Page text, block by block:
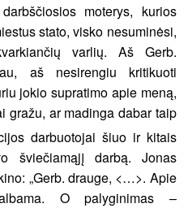
moterys, kurios
stato, visko nesuminėsi,
varlių. Aš Gerb.
aš nesirengiu kritikuoti
jokio supratimo apie meną,
gražu, ar madinga dabar taip
darbuotojai šiuo ir kitais
šviečiamąjį darbą. Jonas
„Gerb. drauge, <…>. Apie
O palyginimas –